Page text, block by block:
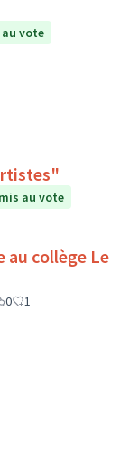
vote
au vote
collège Le
0
1